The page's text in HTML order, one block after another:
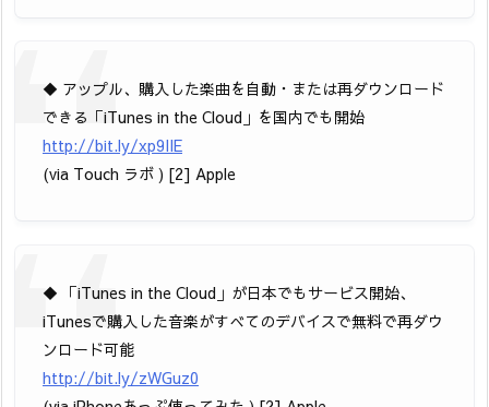
◆ アップル、購入した楽曲を自動・または再ダウンロード
できる「iTunes in the Cloud」を国内でも開始
http://bit.ly/xp9IIE
(via Touch ラボ ) [2] Apple
◆ 「iTunes in the Cloud」が日本でもサービス開始、
iTunesで購入した音楽がすべてのデバイスで無料で再ダウ
ンロード可能
http://bit.ly/zWGuz0